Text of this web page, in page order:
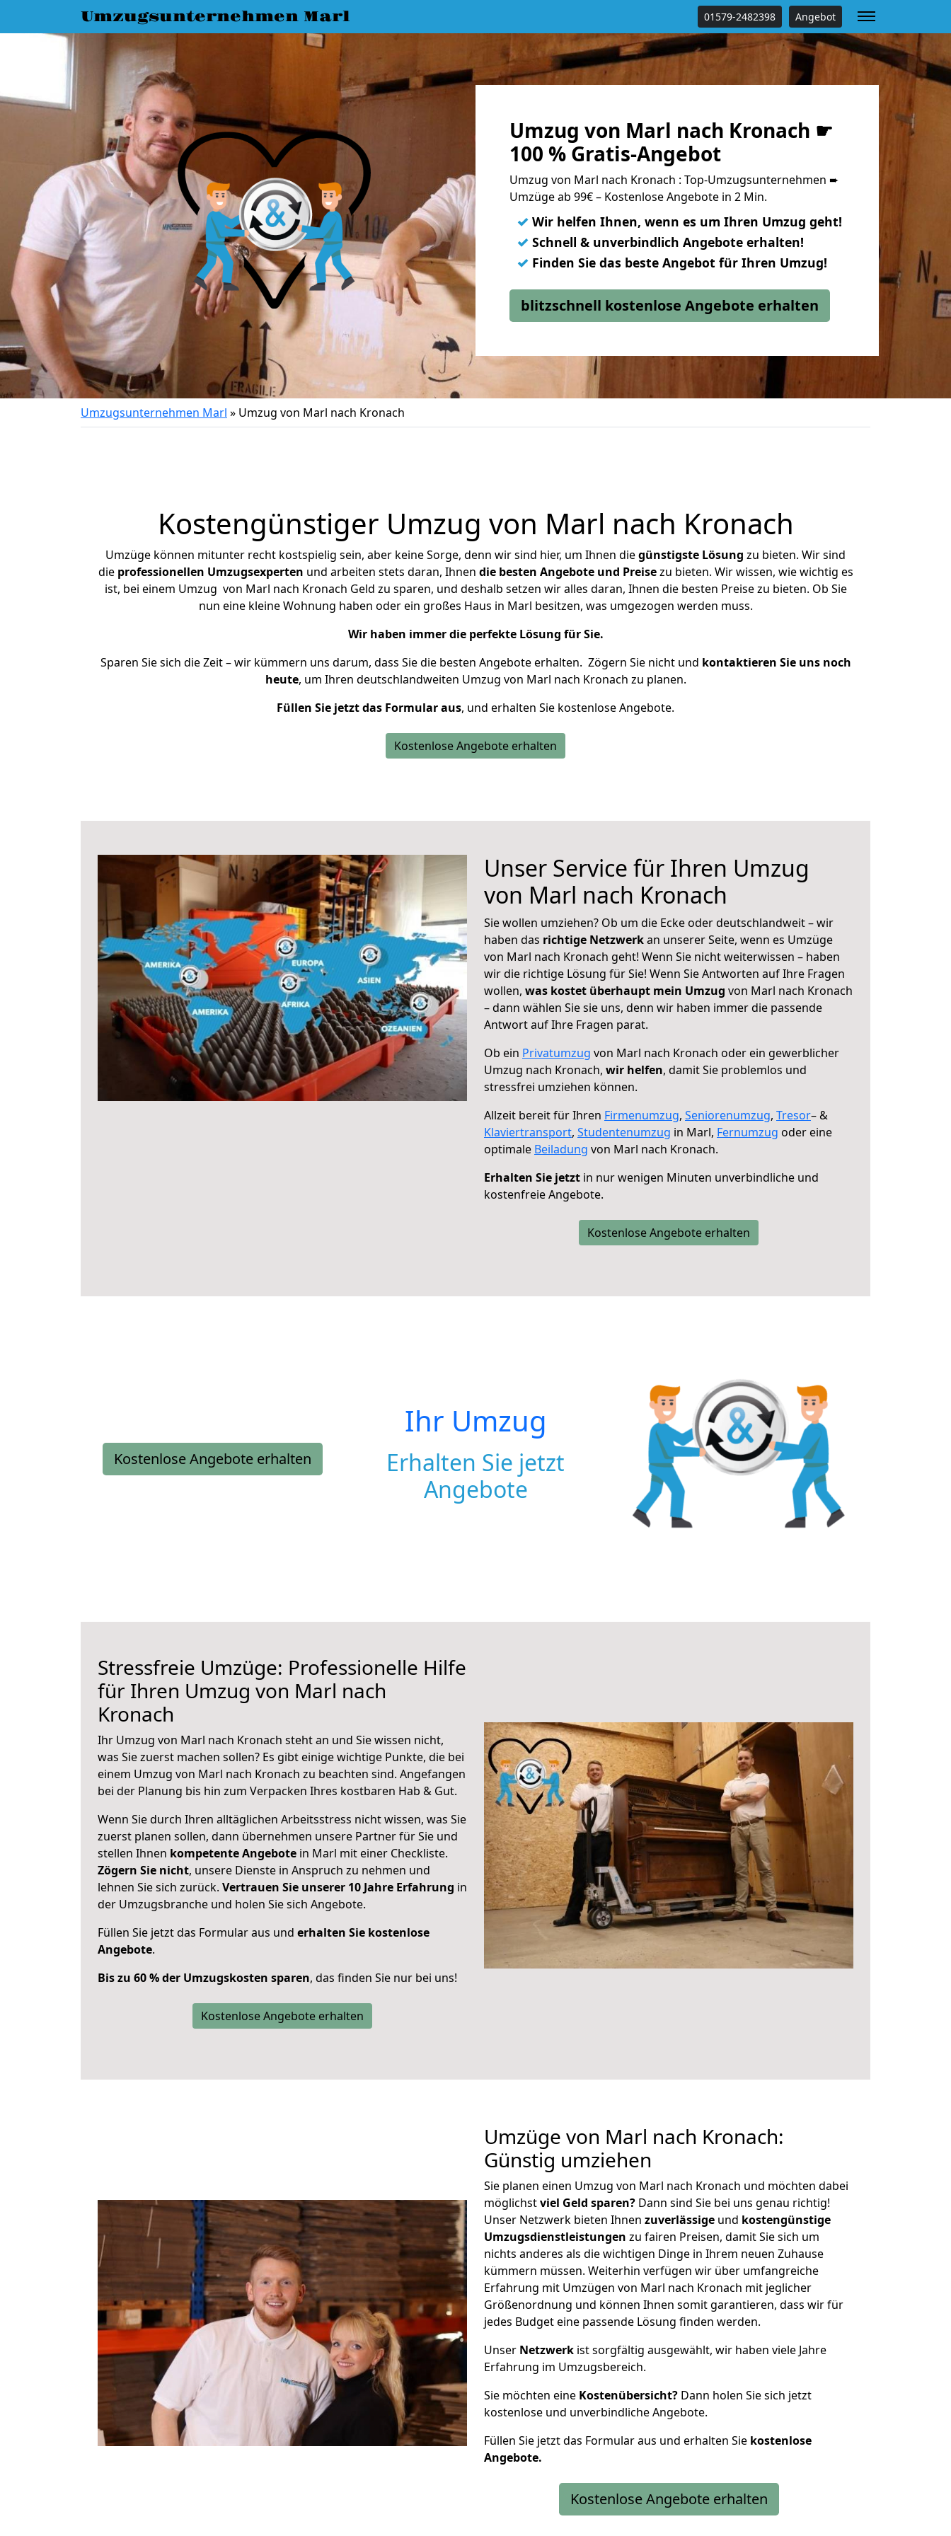
Umzugsunternehmen Marl 01579-2482398 Angebot
Umzug von Marl nach Kronach ☛
100 % Gratis-Angebot
Umzug von Marl nach Kronach : Top-Umzugsunternehmen ➨
Umzüge ab 99€ – Kostenlose Angebote in 2 Min.
✓ Wir helfen Ihnen, wenn es um Ihren Umzug geht!
✓ Schnell & unverbindlich Angebote erhalten!
✓ Finden Sie das beste Angebot für Ihren Umzug!
blitzschnell kostenlose Angebote erhalten
Umzugsunternehmen Marl » Umzug von Marl nach Kronach
Kostengünstiger Umzug von Marl nach Kronach
Umzüge können mitunter recht kostspielig sein, aber keine Sorge, denn wir sind hier, um Ihnen diegünstigste Lösung zu bieten. Wir sind
die professionellen Umzugsexperten und arbeiten stets daran, Ihnen die besten Angebote und Preisezu bieten. Wir wissen, wie wichtig es
ist, bei einem Umzug von Marl nach Kronach Geld zu sparen, und deshalb setzen wir alles daran, Ihnen die besten Preise zu bieten. Ob Sie
nun eine kleine Wohnung haben oder ein großes Haus in Marl besitzen, was umgezogen werden muss.
Wir haben immer die perfekte Lösung für Sie.
Sparen Sie sich die Zeit – wir kümmern uns darum, dass Sie die besten Angebote erhalten. Zögern Sie nicht und kontaktieren Sie uns noch
heute, um Ihren deutschlandweiten Umzug von Marl nach Kronach zu planen.
Füllen Sie jetzt das Formular aus, und erhalten Sie kostenlose Angebote.
Kostenlose Angebote erhalten
Unser Service für Ihren Umzug
von Marl nach Kronach
Sie wollen umziehen? Ob um die Ecke oder deutschlandweit – wir
haben das richtige Netzwerkan unserer Seite, wenn es Umzüge
von Marl nach Kronach geht! Wenn Sie nicht weiterwissen – haben
wir die richtige Lösung für Sie! Wenn Sie Antworten auf Ihre Fragen
wollen, was kostet überhaupt mein Umzug von Marl nach Kronach
– dann wählen Sie sie uns, denn wir haben immer die passende
Antwort auf Ihre Fragen parat.
Ob ein Privatumzug von Marl nach Kronach oder ein gewerblicher
Umzug nach Kronach, wir helfen, damit Sie problemlos und
stressfrei umziehen können.
Allzeit bereit für Ihren Firmenumzug, Seniorenumzug, Tresor– &
Klaviertransport, Studentenumzug in Marl, Fernumzug oder eine
optimale Beiladung von Marl nach Kronach.
Erhalten Sie jetzt in nur wenigen Minuten unverbindliche und
kostenfreie Angebote.
Kostenlose Angebote erhalten
Kostenlose Angebote erhalten
Ihr Umzug
Erhalten Sie jetzt
Angebote
Stressfreie Umzüge: Professionelle Hilfe
für Ihren Umzug von Marl nach
Kronach
Ihr Umzug von Marl nach Kronach steht an und Sie wissen nicht,
was Sie zuerst machen sollen? Es gibt einige wichtige Punkte, die bei
einem Umzug von Marl nach Kronach zu beachten sind. Angefangen
bei der Planung bis hin zum Verpacken Ihres kostbaren Hab & Gut.
Wenn Sie durch Ihren alltäglichen Arbeitsstress nicht wissen, was Sie
zuerst planen sollen, dann übernehmen unsere Partner für Sie und
stellen Ihnen kompetente Angebote in Marl mit einer Checkliste.
Zögern Sie nicht, unsere Dienste in Anspruch zu nehmen und
lehnen Sie sich zurück. Vertrauen Sie unserer 10 Jahre Erfahrung in
der Umzugsbranche und holen Sie sich Angebote.
Füllen Sie jetzt das Formular aus und erhalten Sie kostenlose
Angebote.
Bis zu 60 % der Umzugskosten sparen, das finden Sie nur bei uns!
Kostenlose Angebote erhalten
Umzüge von Marl nach Kronach:
Günstig umziehen
Sie planen einen Umzug von Marl nach Kronach und möchten dabei
möglichstviel Geld sparen? Dann sind Sie bei uns genau richtig!
Unser Netzwerk bieten Ihnen zuverlässige und kostengünstige
Umzugsdienstleistungen zu fairen Preisen, damit Sie sich um
nichts anderes als die wichtigen Dinge in Ihrem neuen Zuhause
kümmern müssen. Weiterhin verfügen wir über umfangreiche
Erfahrung mit Umzügen von Marl nach Kronach mit jeglicher
Größenordnung und können Ihnen somit garantieren, dass wir für
jedes Budget eine passende Lösung finden werden.
Unser Netzwerk ist sorgfältig ausgewählt, wir haben viele Jahre
Erfahrung im Umzugsbereich.
Sie möchten eine Kostenübersicht? Dann holen Sie sich jetzt
kostenlose und unverbindliche Angebote.
Füllen Sie jetzt das Formular aus und erhalten Sie kostenlose
Angebote.
Kostenlose Angebote erhalten